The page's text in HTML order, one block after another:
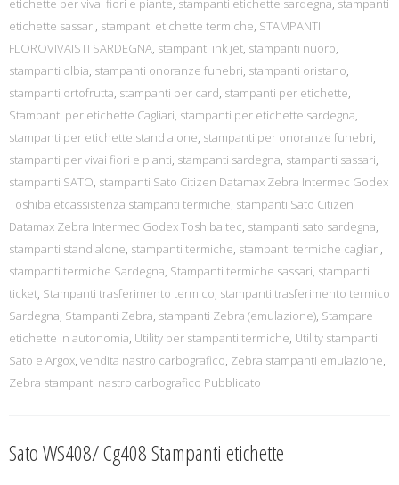
etichette per vivai fiori e piante, stampanti etichette sardegna, stampanti
etichette sassari, stampanti etichette termiche, STAMPANTI
FLOROVIVAISTI SARDEGNA, stampanti ink jet, stampanti nuoro,
stampanti olbia, stampanti onoranze funebri, stampanti oristano,
stampanti ortofrutta, stampanti per card, stampanti per etichette,
Stampanti per etichette Cagliari, stampanti per etichette sardegna,
stampanti per etichette stand alone, stampanti per onoranze funebri,
stampanti per vivai fiori e pianti, stampanti sardegna, stampanti sassari,
stampanti SATO, stampanti Sato Citizen Datamax Zebra Intermec Godex
Toshiba etcassistenza stampanti termiche, stampanti Sato Citizen
Datamax Zebra Intermec Godex Toshiba tec, stampanti sato sardegna,
stampanti stand alone, stampanti termiche, stampanti termiche cagliari,
stampanti termiche Sardegna, Stampanti termiche sassari, stampanti
ticket, Stampanti trasferimento termico, stampanti trasferimento termico
Sardegna, Stampanti Zebra, stampanti Zebra (emulazione), Stampare
etichette in autonomia, Utility per stampanti termiche, Utility stampanti
Sato e Argox, vendita nastro carbografico, Zebra stampanti emulazione,
Zebra stampanti nastro carbografico Pubblicato
Sato WS408/ Cg408 Stampanti etichette